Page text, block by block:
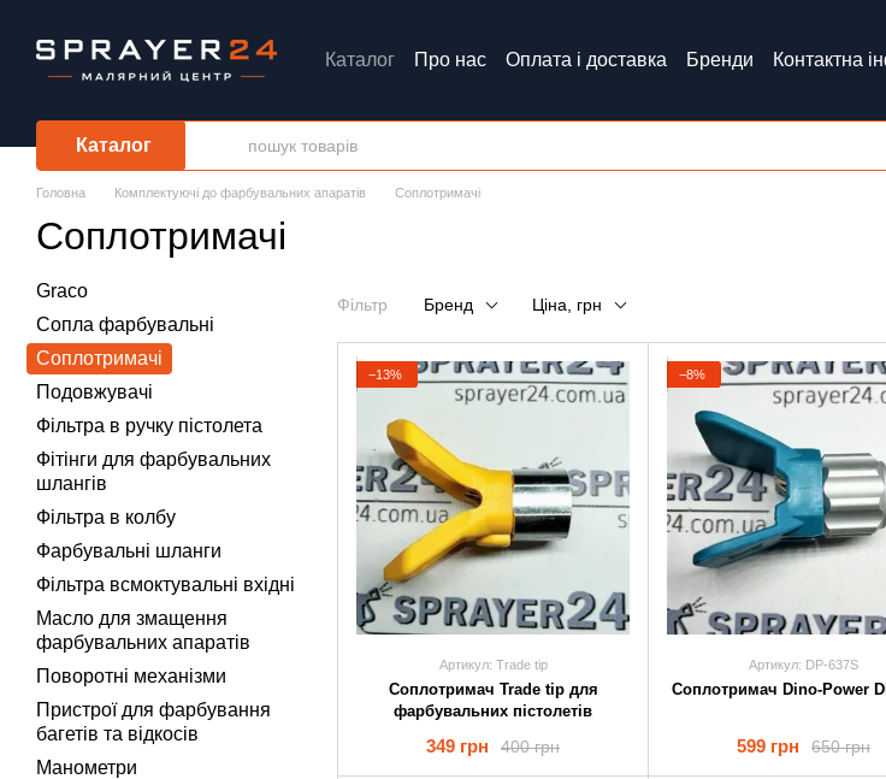
Каталог Про нас Оплата і доставка Бренди
Контактна
Каталог
Головна Комплектуючі до фарбувальних апаратів Соплотримачі
Соплотримачі
Фільтр Бренд Ціна, грн
−13%
Артикул: Trade tip
Соплотримач Trade tip для
фарбувальних пістолетів
400 грн
349 грн
−8%
Артикул: DP-637S
Соплотримач Dino-Power
650 грн
599 грн
Graco
Сопла фарбувальні
Соплотримачі
Подовжувачі
Фільтра в ручку пістолета
Фітінги для фарбувальних
шлангів
Фільтра в колбу
Фарбувальні шланги
Фільтра всмоктувальні вхідні
Масло для змащення
фарбувальних апаратів
Поворотні механізми
Пристрої для фарбування
багетів та відкосів
Манометри